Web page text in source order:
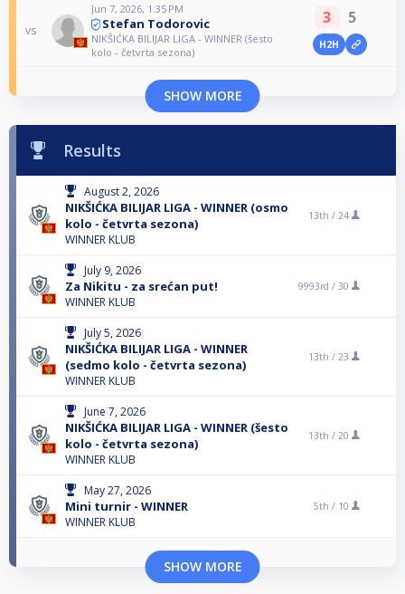
vs
Jun 7, 2026, 1:35 PM
Stefan Todorovic
NIKŠIĆKA BILIJAR LIGA - WINNER (šesto
kolo - četvrta sezona)
3 5
H2H
SHOW MORE
Results
August 2, 2026
NIKŠIĆKA BILIJAR LIGA - WINNER (osmo
kolo - četvrta sezona)
WINNER KLUB
13th / 24
July 9, 2026
Za Nikitu - za srećan put!
WINNER KLUB
9993rd / 30
July 5, 2026
NIKŠIĆKA BILIJAR LIGA - WINNER
(sedmo kolo - četvrta sezona)
WINNER KLUB
13th / 23
June 7, 2026
NIKŠIĆKA BILIJAR LIGA - WINNER (šesto
kolo - četvrta sezona)
WINNER KLUB
13th / 20
May 27, 2026
Mini turnir - WINNER
WINNER KLUB
5th / 10
SHOW MORE